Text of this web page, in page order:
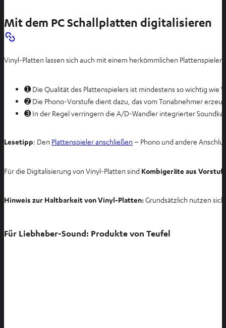
Mit dem PC Schallplatten digitalisieren
Vinyl-Platten lassen sich auch mit einem herkömmlichen
➊ Die Qualität des Plattenspielers ist mindestens so wichtig
➋ Die Phono-Vorstufe dient dazu, das vom Tonabnehmer
➌ In der Regel verringern die A/D-Wandler integrierter
Lesetipp: Den Plattenspieler anschließen – Phono und andere
Für die Digitalisierung von Vinyl-Platten sind Kombigeräte aus
Hinweis zur Haltbarkeit von Vinyl-Platten:Grundsätzlich nutzen
Für Liebhaber-Sound: Produkte von Teufel